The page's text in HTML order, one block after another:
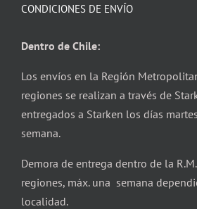
CONDICIONES DE ENVÍO
Dentro de Chile:
Los envíos en la Región
regiones se realizan a través de
entregados a Starken los días
semana.
Demora de entrega dentro de la
regiones, máx. una semana
localidad.